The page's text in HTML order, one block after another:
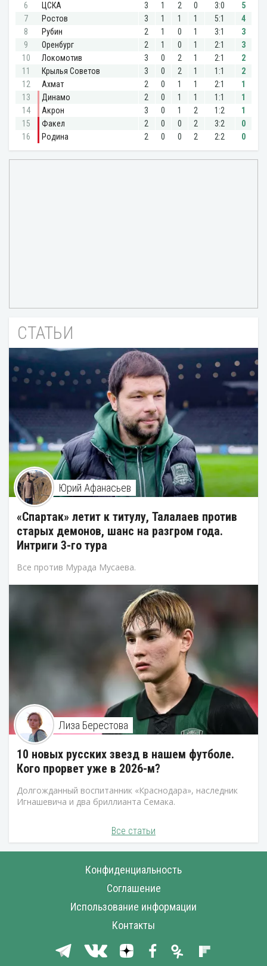
СТАТЬИ
Юрий Афанасьев
«Спартак» летит к титулу, Талалаев против
старых демонов, шанс на разгром года.
Интриги 3-го тура
Все против Мурада Мусаева.
Лиза Берестова
10 новых русских звезд в нашем футболе.
Кого прорвет уже в 2026-м?
Долгожданный воспитанник «Краснодара», наследник
Игнашевича и два бриллианта Семака.
Все статьи
Конфиденциальность
Соглашение
Использование информации
Контакты